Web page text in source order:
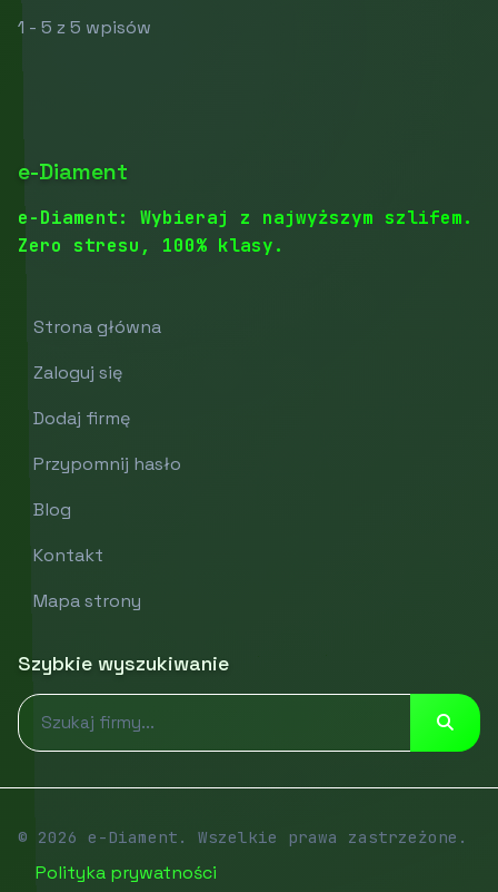
1 - 5 z 5 wpisów
e-Diament
e-Diament: Wybieraj z najwyższym szlifem.
Zero stresu, 100% klasy.
Strona główna
Zaloguj się
Dodaj firmę
Przypomnij hasło
Blog
Kontakt
Mapa strony
Szybkie wyszukiwanie
© 2026 e-Diament. Wszelkie prawa zastrzeżone.
Polityka prywatności